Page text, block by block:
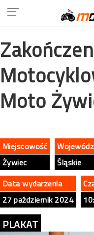
Moto
Miejscowość
Żywiec
Śląskie
Data wydarzenia
27 październik 2024
PLAKAT